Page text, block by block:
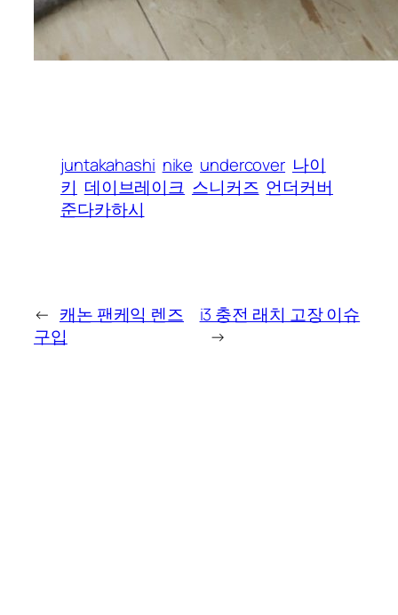
juntakahashi nike undercover 나이
키 데이브레이크 스니커즈 언더커버
준다카하시
← 캐논 팬케익 렌즈
구입
i3 충전 래치 고장 이슈
→